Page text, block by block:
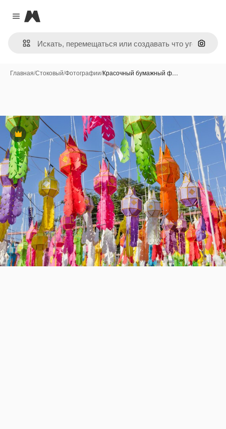
Close menu
Magnific
Поиск
Главная/Стоковый/Фотографии/Красочный бумажный ф…
Премиум